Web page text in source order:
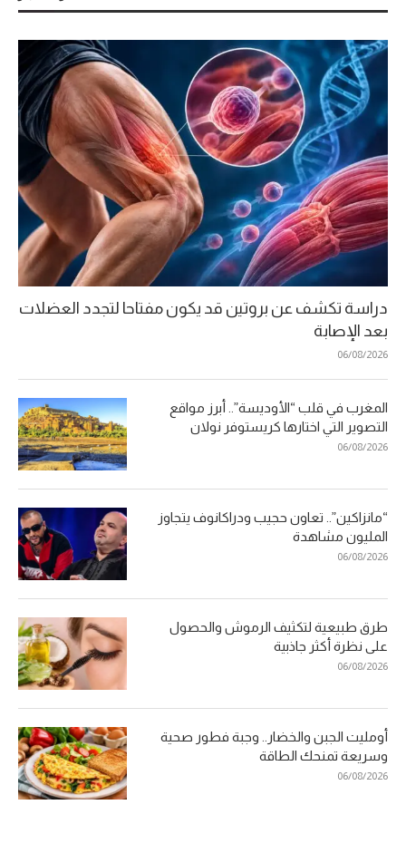
دراسة تكشف عن بروتين قد يكون مفتاحا لتجدد العضلات
بعد الإصابة
06/08/2026
المغرب في قلب “الأوديسة”.. أبرز مواقع
التصوير التي اختارها كريستوفر نولان
06/08/2026
“مانزاكين”.. تعاون حجيب ودراكانوف يتجاوز
المليون مشاهدة
06/08/2026
طرق طبيعية لتكثيف الرموش والحصول
على نظرة أكثر جاذبية
06/08/2026
أومليت الجبن والخضار.. وجبة فطور صحية
وسريعة تمنحك الطاقة
06/08/2026